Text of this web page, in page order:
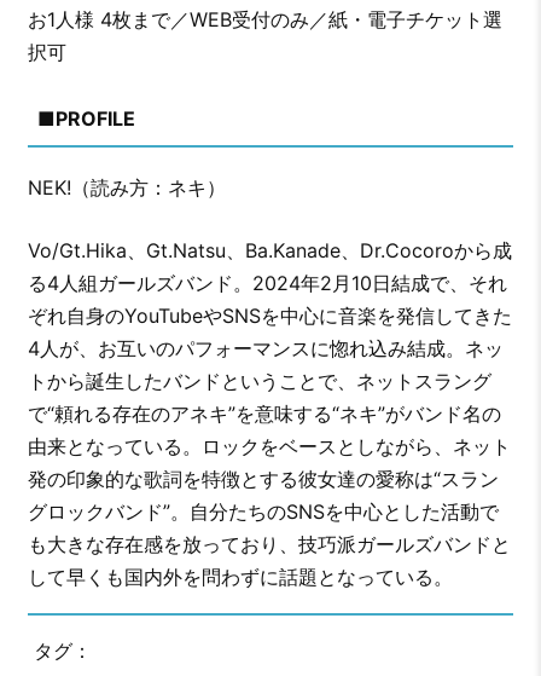
お1人様 4枚まで／WEB受付のみ／紙・電子チケット選
択可
■PROFILE
NEK!（読み方：ネキ）
Vo/Gt.Hika、Gt.Natsu、Ba.Kanade、Dr.Cocoroから成
る4人組ガールズバンド。2024年2月10日結成で、それ
ぞれ自身のYouTubeやSNSを中心に音楽を発信してきた
4人が、お互いのパフォーマンスに惚れ込み結成。ネッ
トから誕生したバンドということで、ネットスラング
で“頼れる存在のアネキ”を意味する“ネキ”がバンド名の
由来となっている。ロックをベースとしながら、ネット
発の印象的な歌詞を特徴とする彼女達の愛称は“スラン
グロックバンド”。自分たちのSNSを中心とした活動で
も大きな存在感を放っており、技巧派ガールズバンドと
して早くも国内外を問わずに話題となっている。
タグ：